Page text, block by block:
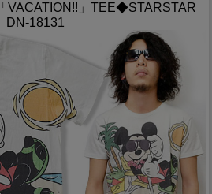
VACATION!!」TEE◆STARSTAR
DN-18131